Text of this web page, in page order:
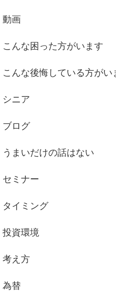
動画
こんな困った方がいます
こんな後悔している方がい
シニア
ブログ
うまいだけの話はない
セミナー
タイミング
投資環境
考え方
為替